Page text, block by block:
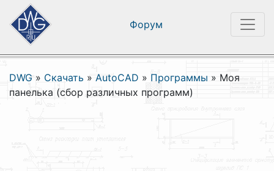
Форум
DWG » Скачать » AutoCAD » Программы » Моя
панелька (сбор различных программ)